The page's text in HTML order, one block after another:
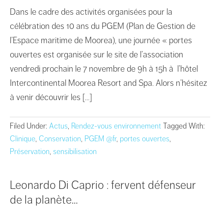
Dans le cadre des activités organisées pour la
célébration des 10 ans du PGEM (Plan de Gestion de
l’Espace maritime de Moorea), une journée « portes
ouvertes est organisée sur le site de l’association
vendredi prochain le 7 novembre de 9h à 15h à l’hôtel
Intercontinental Moorea Resort and Spa. Alors n’hésitez
à venir découvrir les […]
Filed Under: Actus, Rendez-vous environnement Tagged With:
Clinique, Conservation, PGEM @fr, portes ouvertes,
Préservation, sensibilisation
Leonardo Di Caprio : fervent défenseur
de la planète…